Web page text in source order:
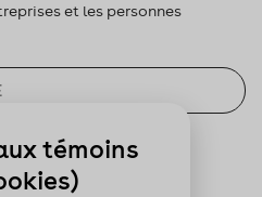
et les personnes
témoins